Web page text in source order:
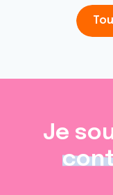
Je